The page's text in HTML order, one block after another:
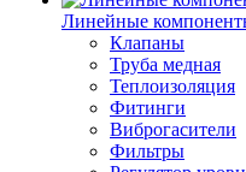
Линейные
Клапаны
Труба медная
Теплоизоляция
Фитинги
Виброгасители
Фильтры